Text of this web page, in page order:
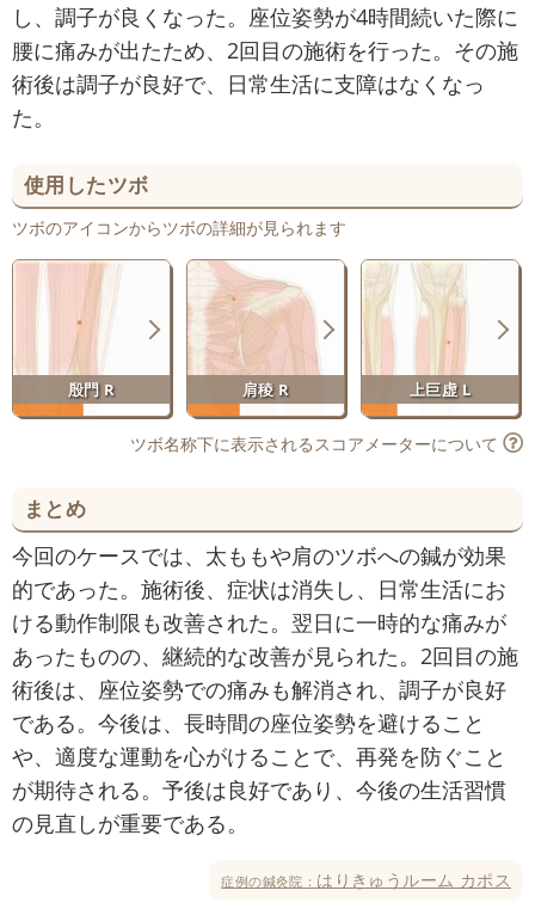
し、調子が良くなった。座位姿勢が4時間続いた際に
腰に痛みが出たため、2回目の施術を行った。その施
術後は調子が良好で、日常生活に支障はなくなっ
た。
使用したツボ
ツボのアイコンからツボの詳細が見られます
殷門 R 肩稜 R 上巨虚 L
ツボ名称下に表示されるスコアメーターについて
まとめ
今回のケースでは、太ももや肩のツボへの鍼が効果
的であった。施術後、症状は消失し、日常生活にお
ける動作制限も改善された。翌日に一時的な痛みが
あったものの、継続的な改善が見られた。2回目の施
術後は、座位姿勢での痛みも解消され、調子が良好
である。今後は、長時間の座位姿勢を避けること
や、適度な運動を心がけることで、再発を防ぐこと
が期待される。予後は良好であり、今後の生活習慣
の見直しが重要である。
症例の鍼灸院： はりきゅうルーム カポス